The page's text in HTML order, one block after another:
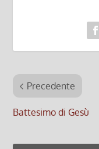
Precedente
Battesimo di Gesù